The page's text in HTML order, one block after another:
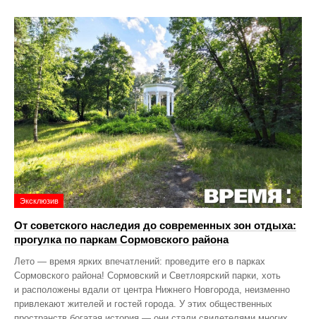
Эксклюзив
От советского наследия до современных зон отдыха:
прогулка по паркам Сормовского района
Лето — время ярких впечатлений: проведите его в парках
Сормовского района! Сормовский и Светлоярский парки, хоть
и расположены вдали от центра Нижнего Новгорода, неизменно
привлекают жителей и гостей города. У этих общественных